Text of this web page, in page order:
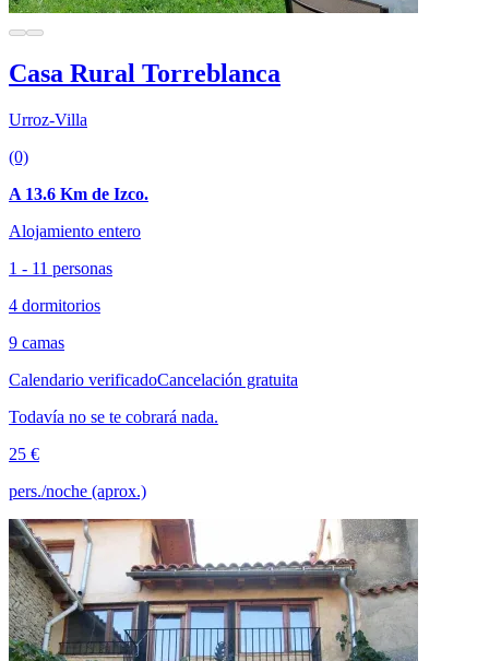
Casa Rural Torreblanca
Urroz-Villa
(0)
A 13.6 Km de Izco.
Alojamiento entero
1 - 11 personas
4 dormitorios
9 camas
Calendario verificadoCancelación gratuita
Todavía no se te cobrará nada.
25 €
pers./noche (aprox.)